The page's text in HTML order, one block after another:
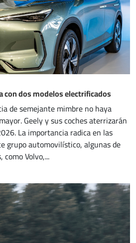
con dos modelos electrificados
de semejante mimbre no haya
Geely y sus coches aterrizarán
La importancia radica en las
grupo automovilístico, algunas de
Volvo,...